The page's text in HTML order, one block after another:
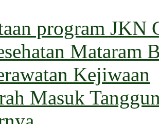
program JKN
Kejiwaan
Masuk